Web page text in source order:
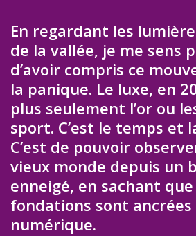
En regardant les
de la vallée, je me sens
d’avoir compris ce
la panique. Le luxe, en
plus seulement l’or ou
sport. C’est le temps et
C’est de pouvoir
vieux monde depuis un
enneigé, en sachant
fondations sont
numérique.